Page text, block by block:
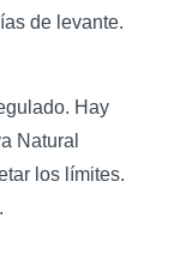
de levante.
Hay
Natural
los límites.